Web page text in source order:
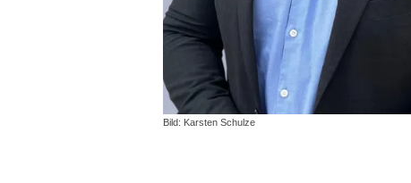
Bild: Karsten Schulze